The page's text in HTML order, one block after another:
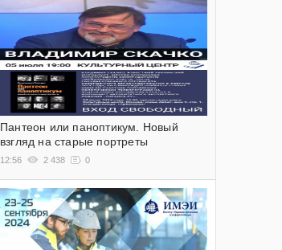
Пантеон или паноптикум. Новый
взгляд на старые портреты
12:56 2 438 0